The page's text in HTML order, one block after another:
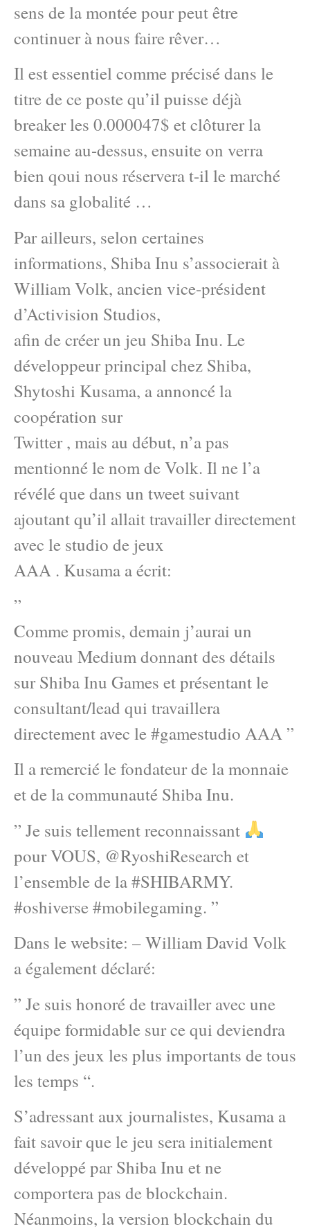
sens de la montée pour peut être
continuer à nous faire rêver…
Il est essentiel comme précisé dans le
titre de ce poste qu’il puisse déjà
breaker les 0.000047$ et clôturer la
semaine au-dessus, ensuite on verra
bien qoui nous réservera t-il le marché
dans sa globalité …
Par ailleurs, selon certaines
informations, Shiba Inu s’associerait à
William Volk, ancien vice-président
d’Activision Studios,
afin de créer un jeu Shiba Inu. Le
développeur principal chez Shiba,
Shytoshi Kusama, a annoncé la
coopération sur
Twitter , mais au début, n’a pas
mentionné le nom de Volk. Il ne l’a
révélé que dans un tweet suivant
ajoutant qu’il allait travailler directement
avec le studio de jeux
AAA . Kusama a écrit:
”
Comme promis, demain j’aurai un
nouveau Medium donnant des détails
sur Shiba Inu Games et présentant le
consultant/lead qui travaillera
directement avec le #gamestudio AAA ”
Il a remercié le fondateur de la monnaie
et de la communauté Shiba Inu.
” Je suis tellement reconnaissant
pour VOUS, @RyoshiResearch et
l’ensemble de la #SHIBARMY.
#oshiverse #mobilegaming. ”
Dans le website: – William David Volk
a également déclaré:
” Je suis honoré de travailler avec une
équipe formidable sur ce qui deviendra
l’un des jeux les plus importants de tous
les temps “.
S’adressant aux journalistes, Kusama a
fait savoir que le jeu sera initialement
développé par Shiba Inu et ne
comportera pas de blockchain.
Néanmoins, la version blockchain du